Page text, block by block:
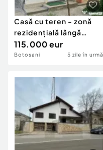
Casă cu teren - zonă
rezidențială lângă
Pompierie - ex
115.000 eur
Botosani 5 zile în urmă